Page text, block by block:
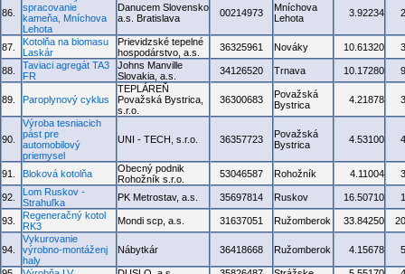
86.
spracovanie
kameňa, Mníchova
Lehota
Danucem Slovensko
a.s. Bratislava
00214973
Mníchova
Lehota
3.92234
87.
Kotolňa na biomasu
Laskár
Prievidzské tepelné
hospodárstvo, a.s.
36325961 Nováky 10.61320
88.
Taviaci agregát TA3
FR
Johns Manville
Slovakia, a.s.
34126520 Trnava 10.17280
89. Paroplynový cyklus
TEPLÁREŇ
Považská Bystrica,
s.r.o.
36300683
Považská
Bystrica
4.21878
90.
Výroba tesniacich
pást pre
automobilový
priemysel
UNI - TECH, s.r.o. 36357723
Považská
Bystrica
4.53100
91. Bloková kotolňa
Obecný podnik
Rohožník s.r.o.
53046587 Rohožník 4.11004
92.
Lom Ruskov -
Strahuľka
PK Metrostav, a.s. 35697814 Ruskov 16.50710
93.
Regeneračný kotol
RK3
Mondi scp, a.s. 31637051 Ružomberok 33.84250
94.
Vykurovanie
výrobno-montáženj
haly
Nábytkár 36418668 Ružomberok 4.15678